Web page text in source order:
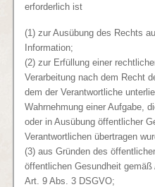
erforderlich ist
(1) zur Ausübung des Rechts
Information;
(2) zur Erfüllung einer
Verarbeitung nach dem Recht
dem der Verantwortliche
Wahrnehmung einer Aufgabe,
oder in Ausübung öffentlicher
Verantwortlichen übertragen
(3) aus Gründen des
öffentlichen Gesundheit
Art. 9 Abs. 3 DSGVO;